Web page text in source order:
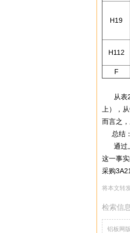
H19
H112
F
从表2
上），
而言之
总结：
通过上
这一事
采购
将本文转
检索信
铝板网